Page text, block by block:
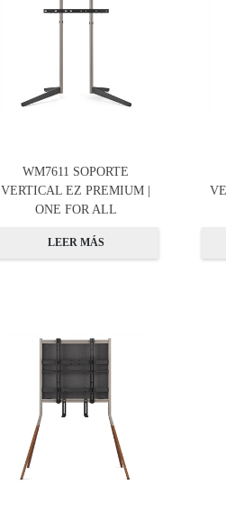
WM7611 SOPORTE
VERTICAL EZ PREMIUM |
ONE FOR ALL
LEER MÁS